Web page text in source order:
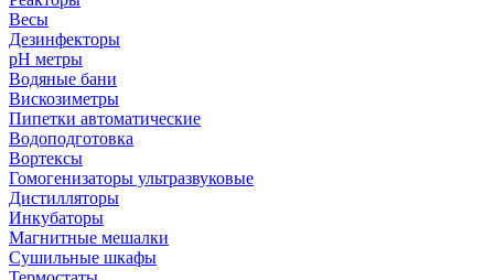
Весы
Дезинфекторы
рН метры
Водяные бани
Вискозиметры
Пипетки автоматические
Водоподготовка
Вортексы
Гомогенизаторы ультразвуковые
Дистилляторы
Инкубаторы
Магнитные мешалки
Сушильные шкафы